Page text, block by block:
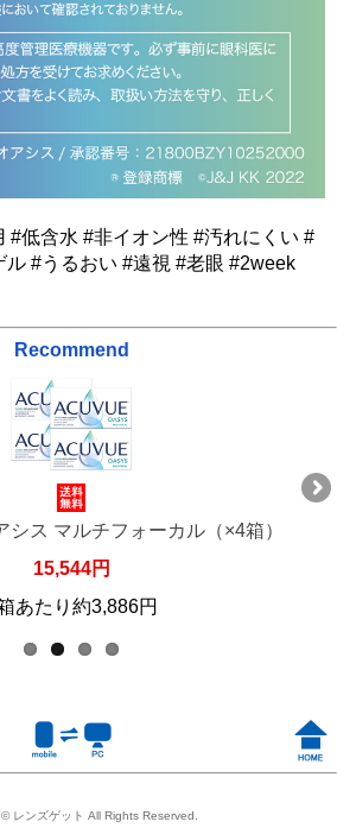
#低含水 #非イオン性 #汚れにくい #
ル #うるおい #遠視 #老眼 #2week
Recommend
シス マルチフォーカル（×4箱）
15,544円
あたり約3,886円
レンズゲット All Rights Reserved.